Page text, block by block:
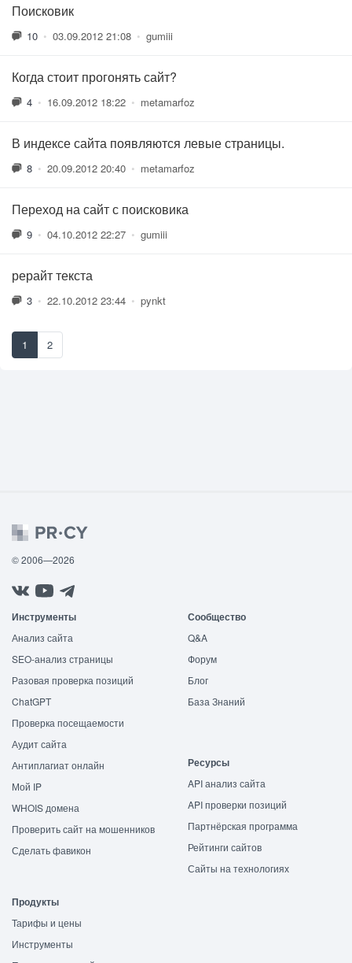
Поисковик
10 • 03.09.2012 21:08 • gumiii
Когда стоит прогонять сайт?
4 • 16.09.2012 18:22 • metamarfoz
В индексе сайта появляются левые страницы.
8 • 20.09.2012 20:40 • metamarfoz
Переход на сайт с поисковика
9 • 04.10.2012 22:27 • gumiii
рерайт текста
3 • 22.10.2012 23:44 • pynkt
1 2
© 2006—2026
Инструменты
Анализ сайта
SEO-анализ страницы
Разовая проверка позиций
ChatGPT
Проверка посещаемости
Аудит сайта
Антиплагиат онлайн
Мой IP
WHOIS домена
Проверить сайт на мошенников
Сделать фавикон
Сообщество
Q&A
Форум
Блог
База Знаний
Ресурсы
API анализ сайта
API проверки позиций
Партнёрская программа
Рейтинги сайтов
Сайты на технологиях
Продукты
Тарифы и цены
Инструменты